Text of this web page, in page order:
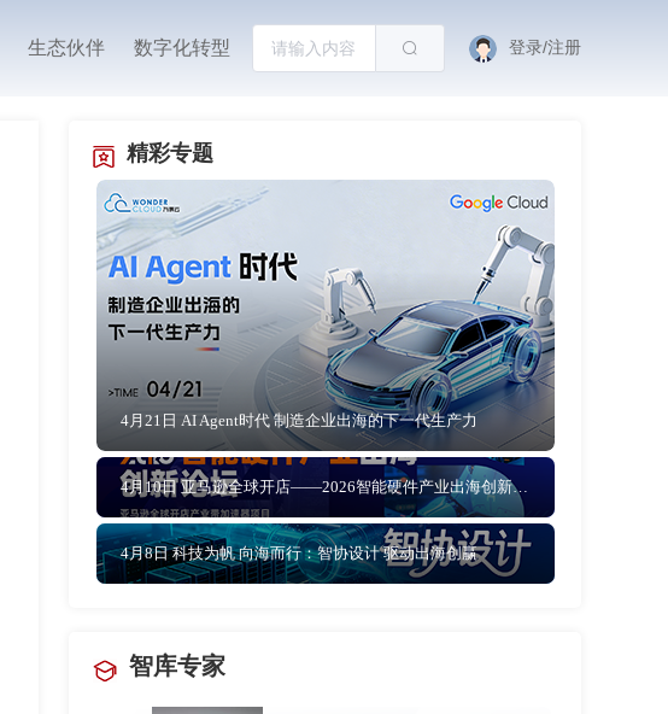
生态伙伴 数字化转型 登录/注册
精彩专题
4月21日 AI Agent时代 制造企业出海的下一代生产力
4月10日 亚马逊全球开店——2026智能硬件产业出海创新论坛
4月8日 科技为帆 向海而行：智协设计 驱动出海创赢
智库专家